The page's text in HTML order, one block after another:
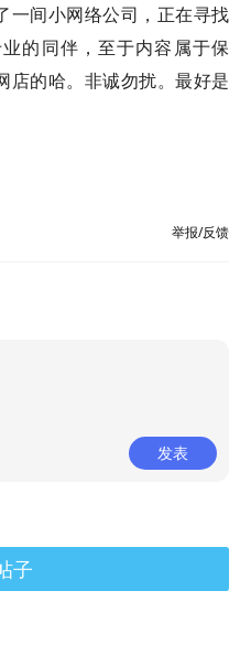
一间小网络公司，正在寻找
的同伴，至于内容属于保
店的哈。非诚勿扰。最好是
举报/反馈
发表
子